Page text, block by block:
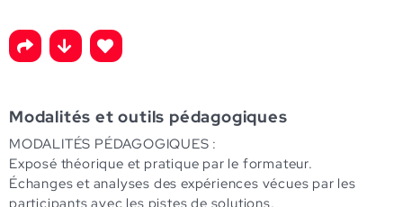
Modalités et outils pédagogiques
MODALITÉS PÉDAGOGIQUES :
Exposé théorique et pratique par le formateur.
Échanges et analyses des expériences vécues par les
participants avec les pistes de solutions.